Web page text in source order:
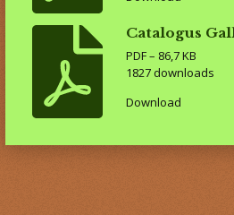
Catalogus
PDF – 86,7 KB
1827 downloads
Download